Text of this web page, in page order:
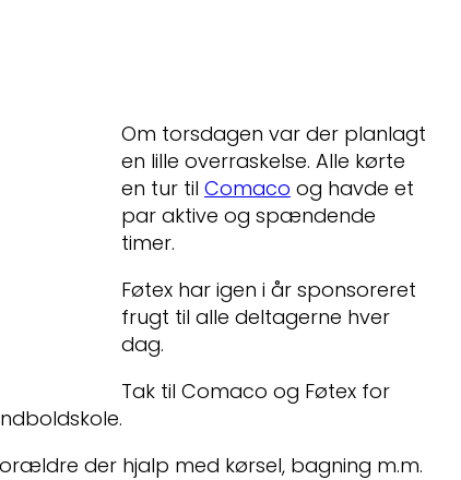
Om torsdagen var der planlagt
en lille overraskelse. Alle kørte
en tur til Comaco og havde et
par aktive og spændende
timer.
Føtex har igen i år sponsoreret
frugt til alle deltagerne hver
dag.
Tak til Comaco og Føtex for
der hjalp med kørsel, bagning m.m.